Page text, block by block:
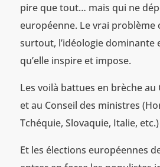
pire que tout… mais qui ne
européenne. Le vrai problème
surtout, l’idéologie dominante
qu’elle inspire et impose.
Les voilà battues en brèche au
et au Conseil des ministres
Tchéquie, Slovaquie, Italie, etc.)
Et les élections européennes